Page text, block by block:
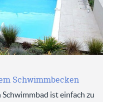
Schwimmbecken
ist einfach zu